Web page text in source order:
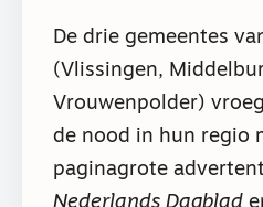
De drie gemeentes
(Vlissingen,
Vrouwenpolder)
de nood in hun regio
paginagrote